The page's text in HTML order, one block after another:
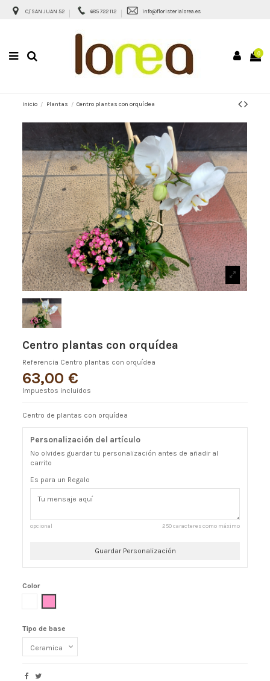
C/ SAN JUAN 52 685 722 112 info@floristerialorea.es
0
Inicio Plantas Centro plantas con orquídea
Centro plantas con orquídea
Referencia Centro plantas con orquídea
63,00 €
Impuestos incluidos
Centro de plantas con orquídea
Personalización del artículo
No olvides guardar tu personalización antes de añadir al
carrito
Es para un Regalo
opcional 250 caracteres como máximo
Guardar Personalización
Color
Tipo de base